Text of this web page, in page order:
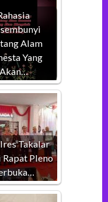
Alam
Yang
Takalar
Pleno